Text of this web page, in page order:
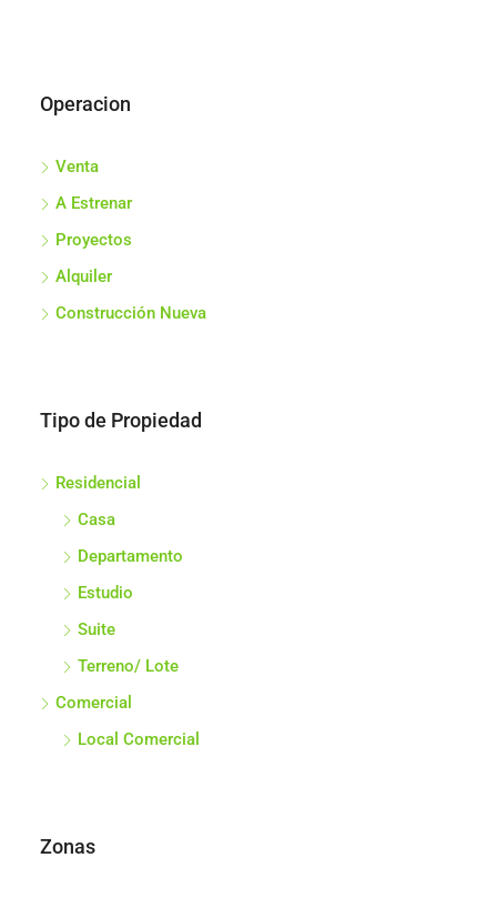
Operacion
Venta
A Estrenar
Proyectos
Alquiler
Construcción Nueva
Tipo de Propiedad
Residencial
Casa
Departamento
Estudio
Suite
Terreno/ Lote
Comercial
Local Comercial
Zonas